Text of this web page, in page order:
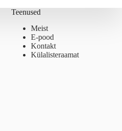
Teenused
Meist
E-pood
Kontakt
Külalisteraamat